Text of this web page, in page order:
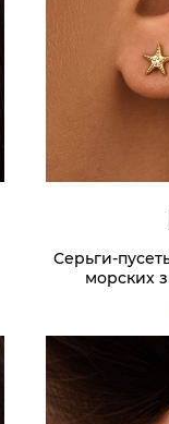
Серьги-
морских